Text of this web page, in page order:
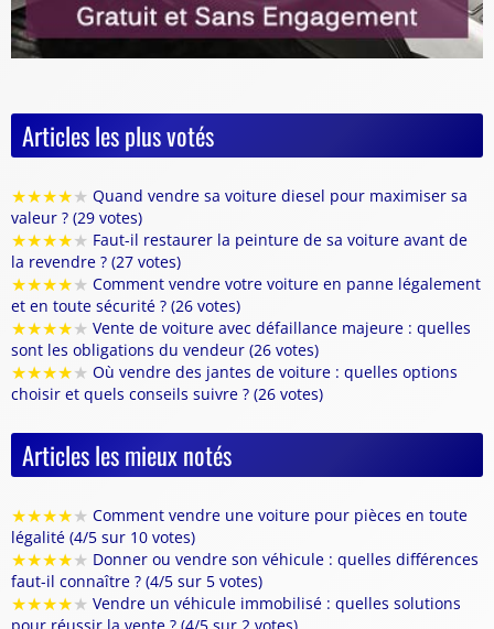
Articles les plus votés
★★★★★ Quand vendre sa voiture diesel pour maximiser sa
valeur ? (29 votes)
★★★★★ Faut-il restaurer la peinture de sa voiture avant de
la revendre ? (27 votes)
★★★★★ Comment vendre votre voiture en panne légalement
et en toute sécurité ? (26 votes)
★★★★★ Vente de voiture avec défaillance majeure : quelles
sont les obligations du vendeur (26 votes)
★★★★★ Où vendre des jantes de voiture : quelles options
choisir et quels conseils suivre ? (26 votes)
Articles les mieux notés
★★★★★ Comment vendre une voiture pour pièces en toute
légalité (4/5 sur 10 votes)
★★★★★ Donner ou vendre son véhicule : quelles différences
faut-il connaître ? (4/5 sur 5 votes)
★★★★★ Vendre un véhicule immobilisé : quelles solutions
pour réussir la vente ? (4/5 sur 2 votes)